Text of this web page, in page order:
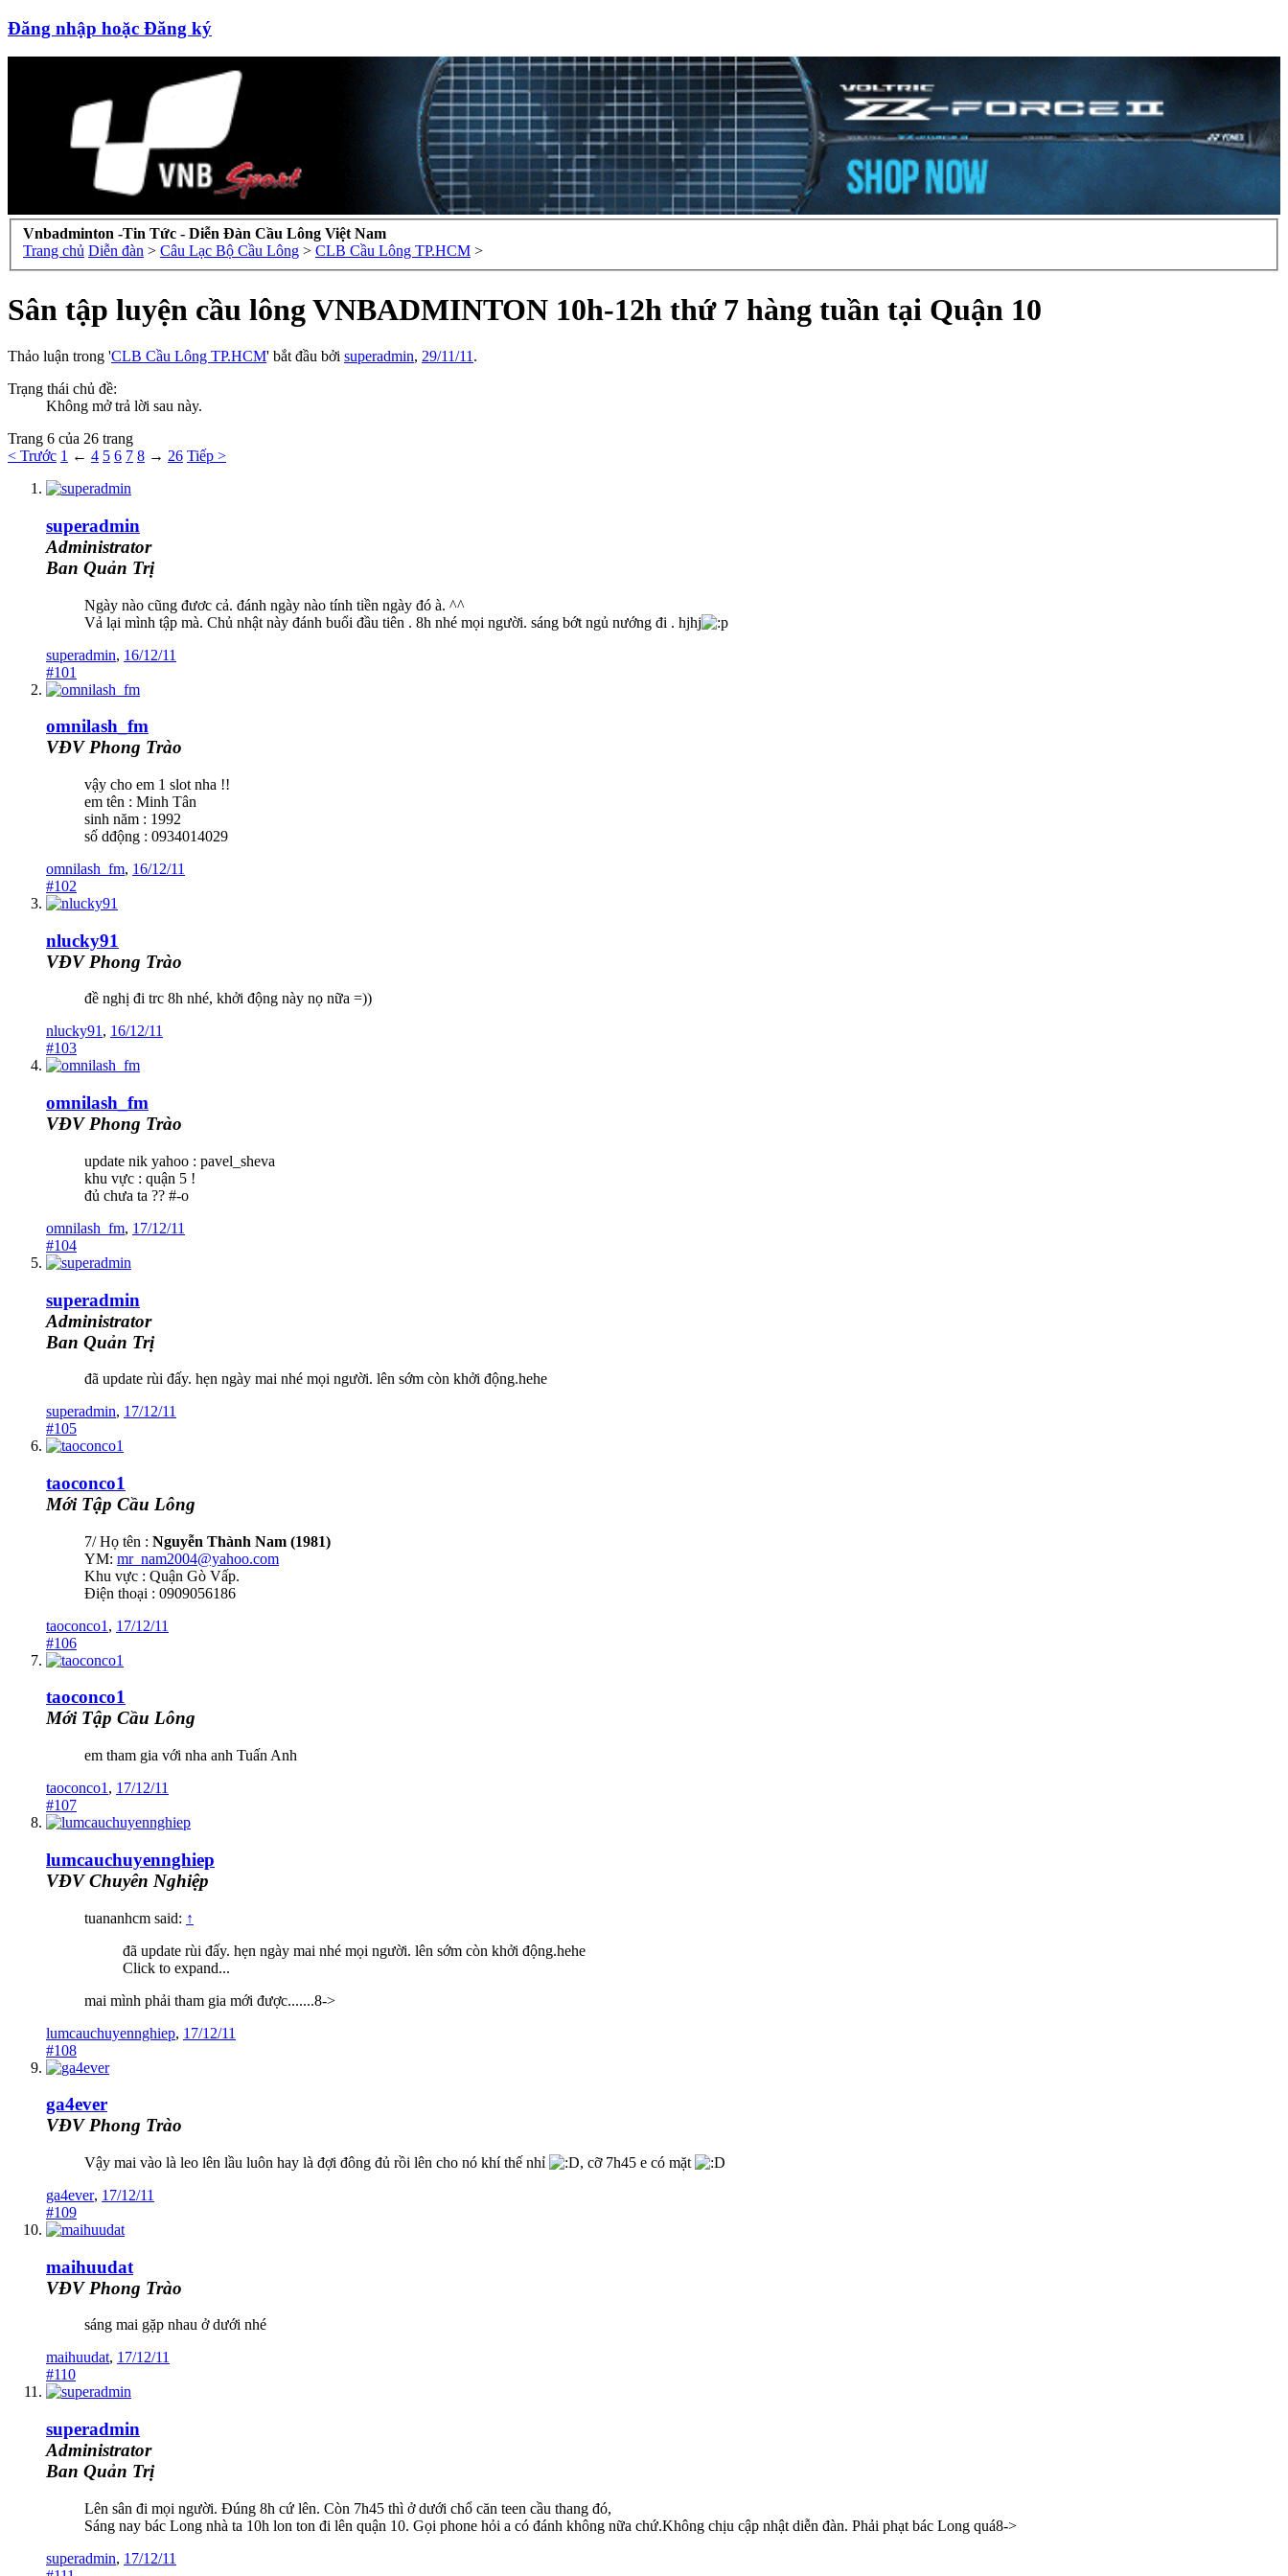
Đăng nhập hoặc Đăng ký
Vnbadminton -Tin Tức - Diễn Đàn Cầu Lông Việt Nam
Trang chủ Diễn đàn > Câu Lạc Bộ Cầu Lông > CLB Cầu Lông TP.HCM >
Sân tập luyện cầu lông VNBADMINTON 10h-12h thứ 7 hàng tuần tại Quận 10
Thảo luận trong 'CLB Cầu Lông TP.HCM' bắt đầu bởi superadmin, 29/11/11 .
Trạng thái chủ đề:
Không mở trả lời sau này.
Trang 6 của 26 trang
< Trước 1 ← 4 5 6 7 8 → 26 Tiếp >
superadmin
Administrator
Ban Quản Trị
Ngày nào cũng đươc cả. đánh ngày nào tính tiền ngày đó à. ^^
Vả lại mình tập mà. Chủ nhật này đánh buổi đầu tiên . 8h nhé mọi người. sáng bớt ngủ nướng đi . hjhj
superadmin, 16/12/11
#101
omnilash_fm
VĐV Phong Trào
vậy cho em 1 slot nha !!
em tên : Minh Tân
sinh năm : 1992
số dđộng : 0934014029
omnilash_fm, 16/12/11
#102
nlucky91
VĐV Phong Trào
đề nghị đi trc 8h nhé, khởi động này nọ nữa =))
nlucky91 , 16/12/11
#103
omnilash_fm
VĐV Phong Trào
update nik yahoo : pavel_sheva
khu vực : quận 5 !
đủ chưa ta ?? #-o
omnilash_fm, 17/12/11
#104
superadmin
Administrator
Ban Quản Trị
đã update rùi đấy. hẹn ngày mai nhé mọi người. lên sớm còn khởi động.hehe
superadmin, 17/12/11
#105
taoconco1
Mới Tập Cầu Lông
7/ Họ tên : Nguyễn Thành Nam (1981)
YM: mr_nam2004@yahoo.com
Khu vực : Quận Gò Vấp.
Điện thoại : 0909056186
taoconco1 , 17/12/11
#106
taoconco1
Mới Tập Cầu Lông
em tham gia với nha anh Tuấn Anh
taoconco1 , 17/12/11
#107
lumcauchuyennghiep
VĐV Chuyên Nghiệp
tuananhcm said: ↑
đã update rùi đấy. hẹn ngày mai nhé mọi người. lên sớm còn khởi động.hehe
Click to expand...
mai mình phải tham gia mới được.......8->
lumcauchuyennghiep, 17/12/11
#108
ga4ever
VĐV Phong Trào
Vậy mai vào là leo lên lầu luôn hay là đợi đông đủ rồi lên cho nó khí thế nhỉ
, cỡ 7h45 e có mặt
ga4ever, 17/12/11
#109
maihuudat
VĐV Phong Trào
sáng mai gặp nhau ở dưới nhé
maihuudat, 17/12/11
#110
superadmin
Administrator
Ban Quản Trị
Lên sân đi mọi người. Đúng 8h cứ lên. Còn 7h45 thì ở dưới chổ căn teen cầu thang đó,
Sáng nay bác Long nhà ta 10h lon ton đi lên quận 10. Gọi phone hỏi a có đánh không nữa chứ.Không chịu cập nhật diễn đàn. Phải phạt bác Long quá8->
superadmin, 17/12/11